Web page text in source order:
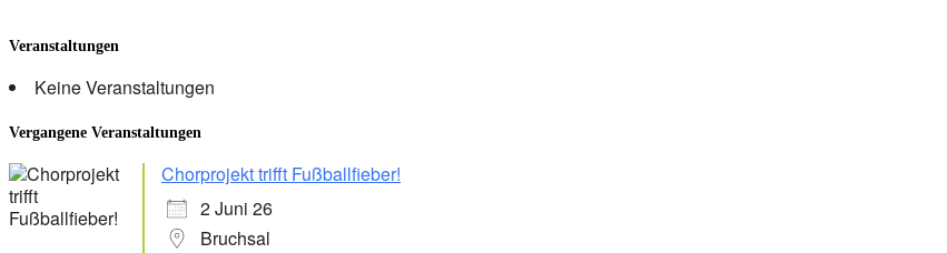
Veranstaltungen
Keine Veranstaltungen
Vergangene Veranstaltungen
Chorprojekt trifft Fußballfieber!
2 Juni 26
Bruchsal